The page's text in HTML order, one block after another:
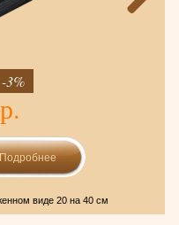
-3%
Подробнее
виде 20 на 40 см